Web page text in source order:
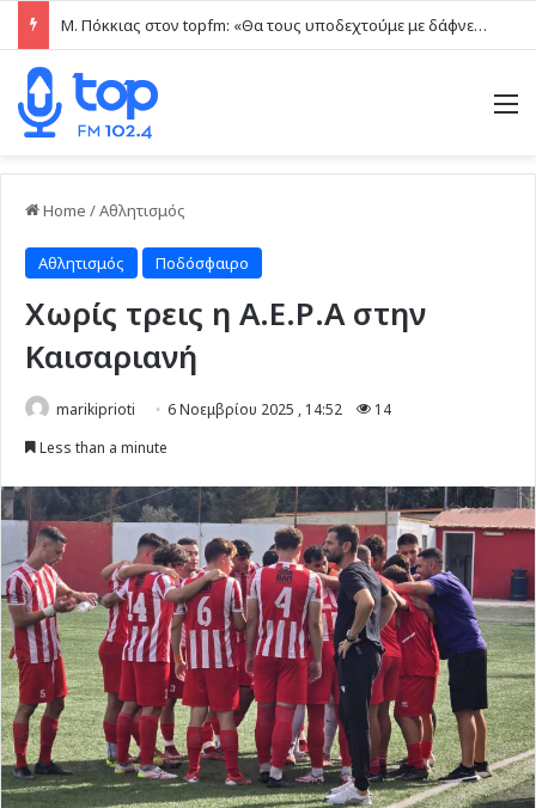
Μ. Πόκκιας στον topfm: «Θα τους υποδεχτούμε με δάφνες και πικροδάφνες» –Η ειρωνική “υποδοχή” στον υβριδικό σταθμό (ηχητικό)
Home /Αθλητισμός
Αθλητισμός Ποδόσφαιρο
Χωρίς τρεις η Α.Ε.Ρ.Α στην
Καισαριανή
marikiprioti 6 Νοεμβρίου 2025 , 14:52
14
Less than a minute